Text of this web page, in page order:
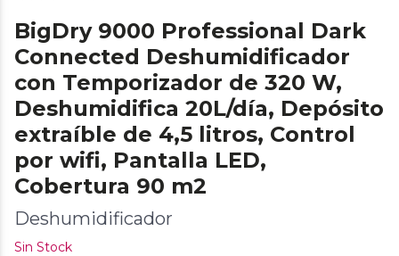
BigDry 9000 Professional Dark
Connected Deshumidificador
con Temporizador de 320 W,
Deshumidifica 20L/día, Depósito
extraíble de 4,5 litros, Control
por wifi, Pantalla LED,
Cobertura 90 m2
Deshumidificador
Sin Stock